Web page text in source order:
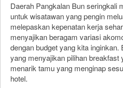
Daerah Pangkalan Bun seringkali
untuk wisatawan yang pengin
melepaskan kepenatan kerja
menyajikan beragam variasi
dengan budget yang kita
yang menyajikan pilihan breakfast
menarik tamu yang menginap
hotel.